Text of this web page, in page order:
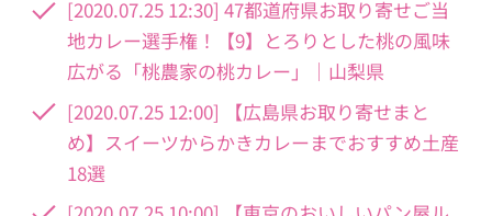
[2020.07.25 12:30] 47都道府県お取り寄せご当
地カレー選手権！【9】とろりとした桃の風味
広がる「桃農家の桃カレー」｜山梨県
[2020.07.25 12:00] 【広島県お取り寄せまと
め】スイーツからかきカレーまでおすすめ土産
18選